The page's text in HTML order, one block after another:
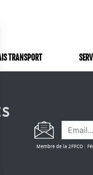
TRANSPORT
Membre de la 2FPCO :